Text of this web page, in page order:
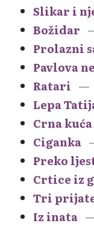
Slikar i
Božidar
Prolazni
Pavlova
Ratari
Lepa
Crna kuća
Ciganka
Preko
Crtice iz
Tri
Iz inata